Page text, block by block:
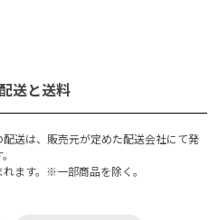
送と送料
送は、販売元が定めた配送会社にて発
ます。※一部商品を除く。